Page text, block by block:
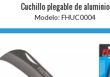
Cuchillo plegable de aluminio
Modelo: FHUC0004